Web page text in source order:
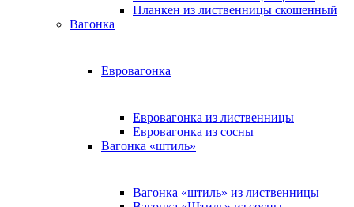
Планкен из лиственницы скошенный
Вагонка
Евровагонка
Евровагонка из лиственницы
Евровагонка из сосны
Вагонка «штиль»
Вагонка «штиль» из лиственницы